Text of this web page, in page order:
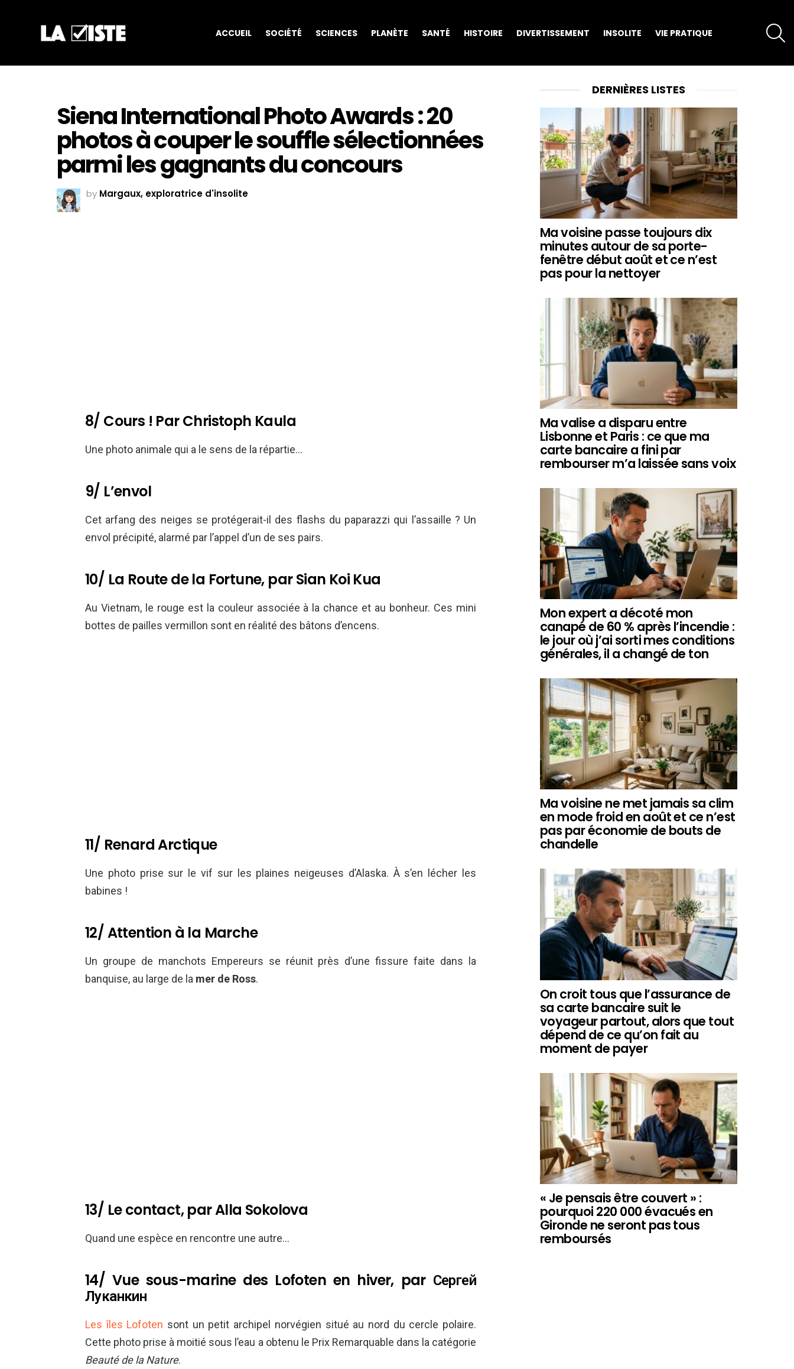
ACCUEIL SOCIÉTÉ SCIENCES PLANÈTE SANTÉ HISTOIRE DIVERTISSEMENT INSOLITE VIE PRATIQUE
Siena International Photo Awards : 20
photos à couper le souffle sélectionnées
parmi les gagnants du concours
by Margaux, exploratrice d'insolite
8/ Cours ! Par Christoph Kaula
Une photo animale qui a le sens de la répartie…
9/ L’envol
Cet arfang des neiges se protégerait-il des flashs du paparazzi qui l’assaille ? Un
envol précipité, alarmé par l’appel d’un de ses pairs.
10/ La Route de la Fortune, par Sian Koi Kua
Au Vietnam, le rouge est la couleur associée à la chance et au bonheur. Ces mini
bottes de pailles vermillon sont en réalité des bâtons d’encens.
11/ Renard Arctique
Une photo prise sur le vif sur les plaines neigeuses d’Alaska. À s’en lécher les
babines !
12/ Attention à la Marche
Un groupe de manchots Empereurs se réunit près d’une fissure faite dans la
banquise, au large de la mer de Ross.
13/ Le contact, par Alla Sokolova
Quand une espèce en rencontre une autre…
14/ Vue sous-marine des Lofoten en hiver, par Сергей
Луканкин
Les îles Lofoten sont un petit archipel norvégien situé au nord du cercle polaire.
Cette photo prise à moitié sous l’eau a obtenu le Prix Remarquable dans la catégorie
Beauté de la Nature.
DERNIÈRES LISTES
Ma voisine passe toujours dix
minutes autour de sa porte-
fenêtre début août et ce n’est
pas pour la nettoyer
Ma valise a disparu entre
Lisbonne et Paris : ce que ma
carte bancaire a fini par
rembourser m’a laissée sans voix
Mon expert a décoté mon
canapé de 60 % après l’incendie :
le jour où j’ai sorti mes conditions
générales, il a changé de ton
Ma voisine ne met jamais sa clim
en mode froid en août et ce n’est
pas par économie de bouts de
chandelle
On croit tous que l’assurance de
sa carte bancaire suit le
voyageur partout, alors que tout
dépend de ce qu’on fait au
moment de payer
« Je pensais être couvert » :
pourquoi 220 000 évacués en
Gironde ne seront pas tous
remboursés